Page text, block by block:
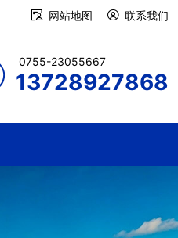
网站地图 联系我们
0755-23055667
13728927868